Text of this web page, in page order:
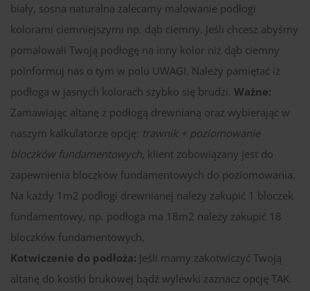
biały, sosna naturalna zalecamy malowanie podłogi
kolorami ciemniejszymi np. dąb ciemny. Jeśli chcesz abyśmy
pomalowali Twoją podłogę na inny kolor niż dąb ciemny
poinformuj nas o tym w polu UWAGI. Należy pamiętać iż
podłoga w jasnych kolorach szybko się brudzi. Ważne:
Zamawiając altanę z podłogą drewnianą oraz wybierając w
naszym kalkulatorze opcję: trawnik + poziomowanie
bloczków fundamentowych, klient zobowiązany jest do
zapewnienia bloczków fundamentowych do poziomowania.
Na każdy 1m2 podłogi drewnianej należy zakupić 1 bloczek
fundamentowy, np. podłoga ma 18m2 należy zakupić 18
bloczków fundamentowych.
Kotwiczenie do podłoża: Jeśli mamy zakotwiczyć Twoją
altanę do kostki brukowej bądź wylewki zaznacz opcję TAK.